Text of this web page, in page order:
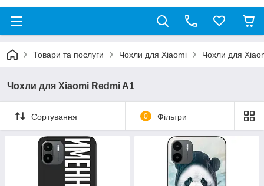
Товари та послуги Чохли для Xiaomi Чохли для
Чохли для Xiaomi Redmi A1
Сортування 0 Фільтри